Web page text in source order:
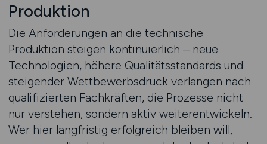
Produktion
Die Anforderungen an die technische
Produktion steigen kontinuierlich – neue
Technologien, höhere Qualitätsstandards und
steigender Wettbewerbsdruck verlangen nach
qualifizierten Fachkräften, die Prozesse nicht
nur verstehen, sondern aktiv weiterentwickeln.
Wer hier langfristig erfolgreich bleiben will,